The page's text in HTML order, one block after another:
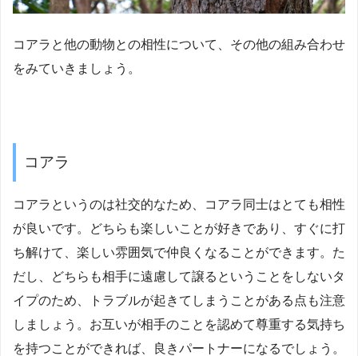
コアラと他の動物との相性について、その他の組み合わせ
をみていきましょう。
コアラ
コアラというのは社交的なため、コアラ同士はとても相性
が良いです。どちらも楽しいことが好きであり、すぐに打
ち解けて、楽しい雰囲気で仲良くなることができます。た
だし、どちらも相手に遠慮して譲るということをしないタ
イプのため、トラブルが起きてしまうことがある点も注意
しましょう。お互いが相手のことを認めて尊重する気持ち
を持つことができれば、良きパートナーになるでしょう。